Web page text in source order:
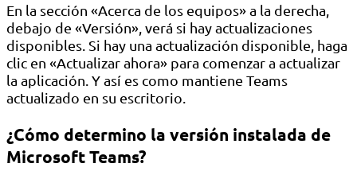
En la sección «Acerca de los equipos» a la derecha,
debajo de «Versión», verá si hay actualizaciones
disponibles. Si hay una actualización disponible, haga
clic en «Actualizar ahora» para comenzar a actualizar
la aplicación. Y así es como mantiene Teams
actualizado en su escritorio.
¿Cómo determino la versión instalada de
Microsoft Teams?